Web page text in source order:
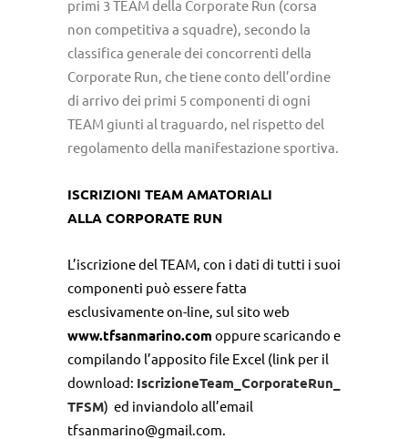
primi 3 TEAM della Corporate Run (corsa
non competitiva a squadre), secondo la
classifica generale dei concorrenti della
Corporate Run, che tiene conto dell’ordine
di arrivo dei primi 5 componenti di ogni
TEAM giunti al traguardo, nel rispetto del
regolamento della manifestazione sportiva.
ISCRIZIONI TEAM AMATORIALI
ALLA CORPORATE RUN
L’iscrizione del TEAM, con i dati di tutti i suoi
componenti può essere fatta
esclusivamente on-line, sul sito web
www.tfsanmarino.com oppure scaricando e
compilando l’apposito file Excel (link per il
download: IscrizioneTeam_CorporateRun_
TFSM) ed inviandolo all’email
tfsanmarino@gmail.com.